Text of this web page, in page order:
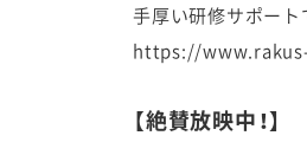
手厚い研修サポー
https://
【絶賛放映中！】